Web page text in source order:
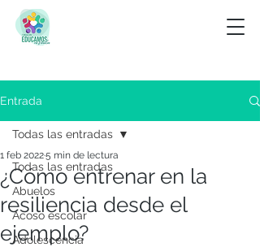
Entrada
Todas las entradas
Abuelos
Acoso escolar
Adolescencia
Todas las entradas
¿Cómo entrenar en la
resiliencia desde el
ejemplo?
1 feb 20225 min de lectura